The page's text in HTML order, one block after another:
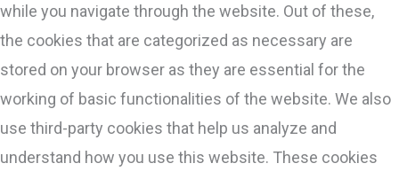
while you navigate through the website. Out of these,
the cookies that are categorized as necessary are
stored on your browser as they are essential for the
working of basic functionalities of the website. We also
use third-party cookies that help us analyze and
understand how you use this website. These cookies